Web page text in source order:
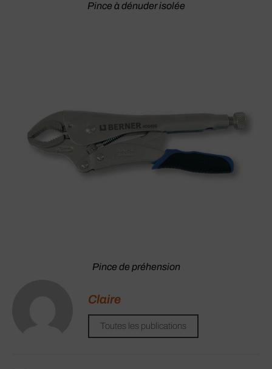
Pince à dénuder isolée
Pince de préhension
Claire
Toutes les publications